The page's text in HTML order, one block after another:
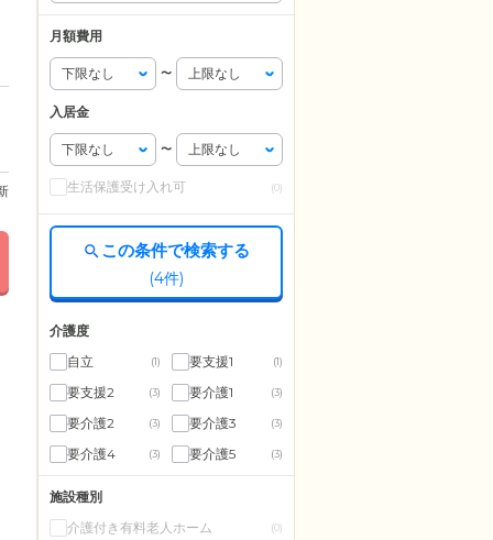
月額費用
〜
入居金
〜
生活保護受け入れ可 (0)
この条件で検索する
(4件)
介護度
自立
(1) 要支援1 (1)
要支援2 (3) 要介護1 (3)
要介護2 (3) 要介護3 (3)
要介護4 (3) 要介護5 (3)
施設種別
介護付き有料老人ホーム
(0)